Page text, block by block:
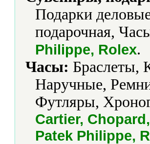
Подарки
подарочная,
Philippe, Rolex.
Часы: Браслеты,
Наручные,
Футляры,
Cartier,
Patek Philippe,